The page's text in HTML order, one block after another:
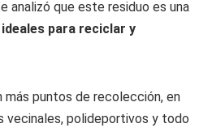
analizó que este residuo es una
para reciclar y
puntos de recolección, en
vecinales, polideportivos y todo